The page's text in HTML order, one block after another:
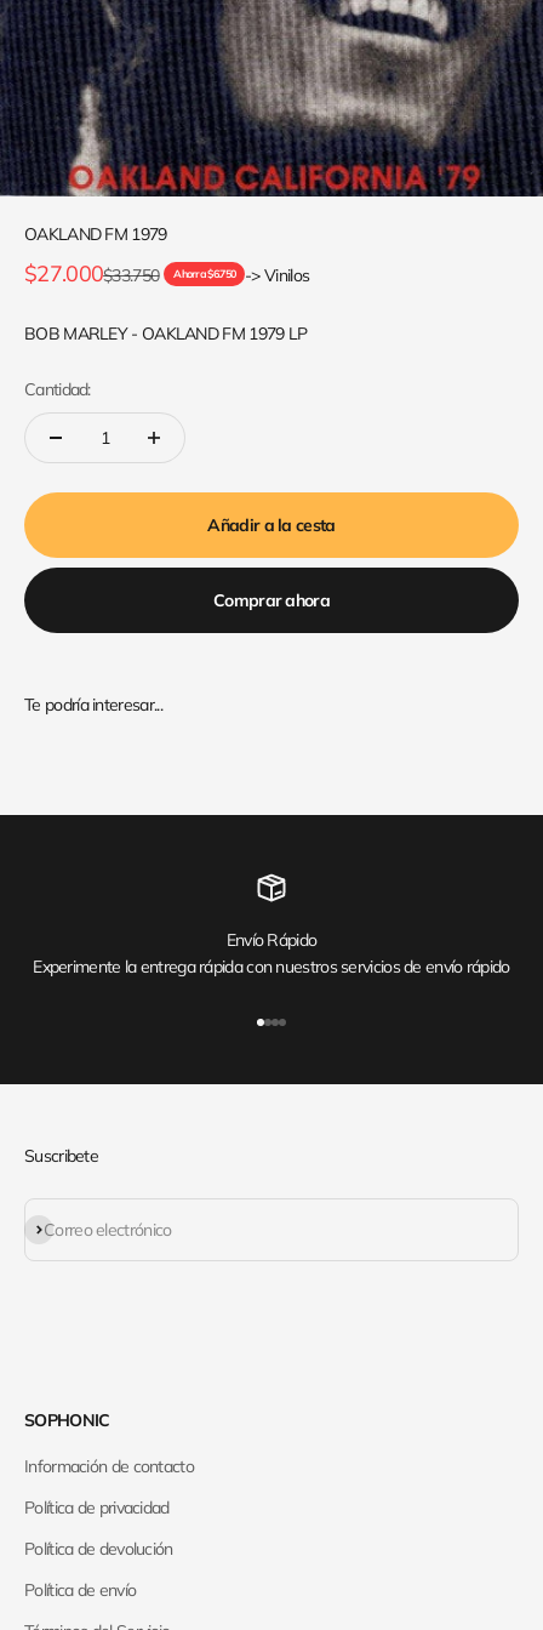
OAKLAND FM 1979
Precio de oferta
$27.000Precio normal
$33.750 Ahorra $6.750 -> Vinilos
BOB MARLEY - OAKLAND FM 1979 LP
Cantidad:
Añadir a la cesta
Comprar ahora
Envío Rápido
Experimente la entrega rápida con nuestros servicios de envío rápido
Suscribete
Correo electrónico
Suscribirse
SOPHONIC
Información de contacto
Política de privacidad
Política de devolución
Política de envío